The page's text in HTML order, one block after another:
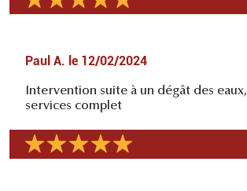
Paul A. le 12/02/2024
Intervention suite à un dégât des eaux,
services complet